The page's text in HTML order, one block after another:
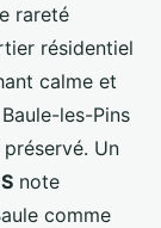
rareté
résidentiel
calme et
les-Pins
Un
note
comme